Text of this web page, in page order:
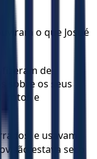
o que Josué
fizeram de
sobre os seus
rotos e
e usavam
estava seco